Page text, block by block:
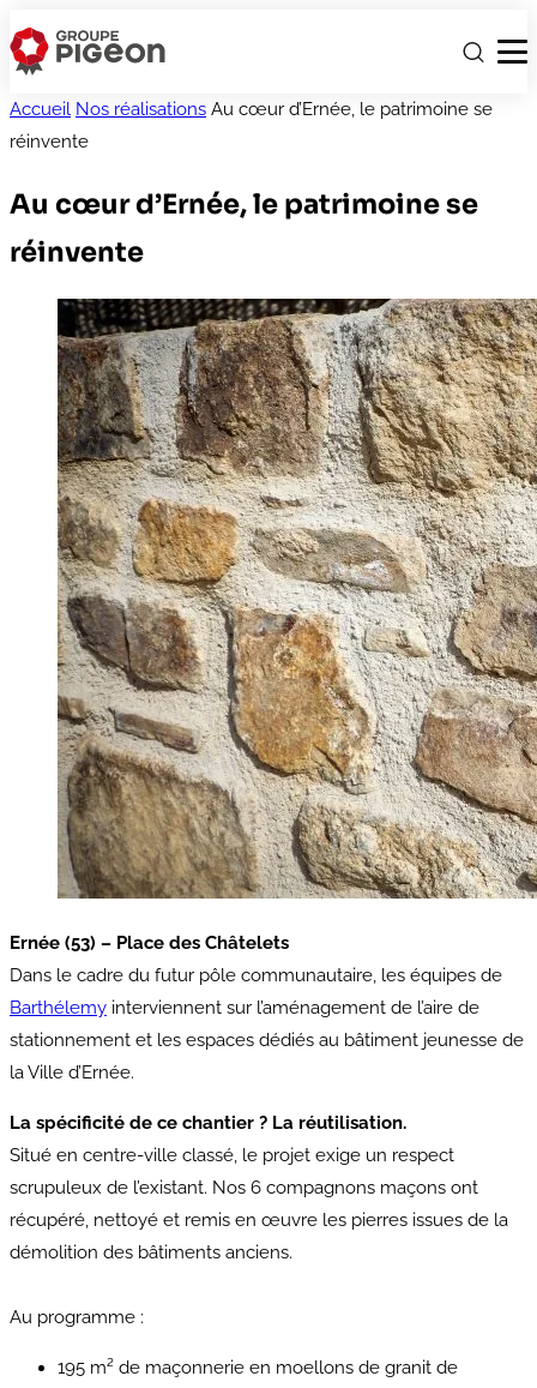
Accueil Nos réalisations Au cœur d’Ernée, le patrimoine se
réinvente
Au cœur d’Ernée, le patrimoine se
réinvente
Ernée (53) – Place des Châtelets
Dans le cadre du futur pôle communautaire, les équipes de
Barthélemy interviennent sur l’aménagement de l’aire de
stationnement et les espaces dédiés au bâtiment jeunesse de
la Ville d’Ernée.
La spécificité de ce chantier ? La réutilisation.
Situé en centre-ville classé, le projet exige un respect
scrupuleux de l’existant. Nos 6 compagnons maçons ont
récupéré, nettoyé et remis en œuvre les pierres issues de la
démolition des bâtiments anciens.
Au programme :
195 m² de maçonnerie en moellons de granit de